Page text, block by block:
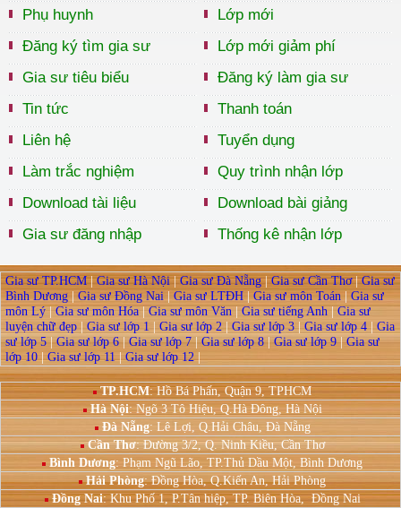
Phụ huynh
Đăng ký tìm gia sư
Gia sư tiêu biểu
Tin tức
Liên hệ
Làm trắc nghiệm
Download tài liệu
Gia sư đăng nhập
Lớp mới
Lớp mới giảm phí
Đăng ký làm gia sư
Thanh toán
Tuyển dụng
Quy trình nhận lớp
Download bài giảng
Thống kê nhận lớp
Gia sư TP.HCM|Gia sư Hà Nội|Gia sư Đà Nẵng|Gia sư Cần Thơ|Gia sư
Bình Dương | Gia sư Đồng Nai | Gia sư LTĐH | Gia sư môn Toán | Gia sư
môn Lý|Gia sư môn Hóa|Gia sư môn Văn|Gia sư tiếng Anh|Gia sư
luyện chữ đẹp | Gia sư lớp 1 | Gia sư lớp 2 | Gia sư lớp 3 | Gia sư lớp 4 | Gia
sư lớp 5|Gia sư lớp 6|Gia sư lớp 7|Gia sư lớp 8|Gia sư lớp 9|Gia sư
lớp 10|Gia sư lớp 11|Gia sư lớp 12|
TP.HCM: Hồ Bá Phấn, Quận 9, TPHCM
Hà Nội: Ngõ 3 Tô Hiệu, Q.Hà Đông, Hà Nội
Đà Nẵng: Lê Lợi, Q.Hải Châu, Đà Nẵng
Cần Thơ: Đường 3/2, Q. Ninh Kiều, Cần Thơ
Bình Dương: Phạm Ngũ Lão, TP.Thủ Dầu Một, Bình Dương
Hải Phòng: Đồng Hòa, Q.Kiến An, Hải Phòng
Đồng Nai:Khu Phố 1, P.Tân hiệp, TP. Biên Hòa, Đồng Nai